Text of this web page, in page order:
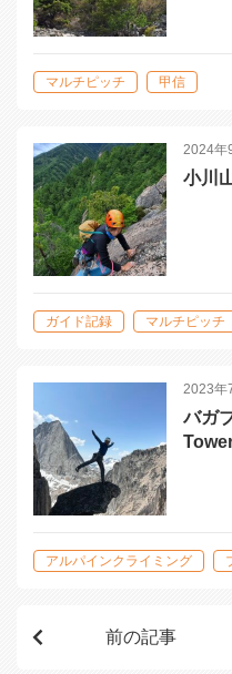
マルチピッチ 甲信
2024年
小川
ガイド記録 マルチピッチ
2023年
バガ
アルパインクライミング
前の記事